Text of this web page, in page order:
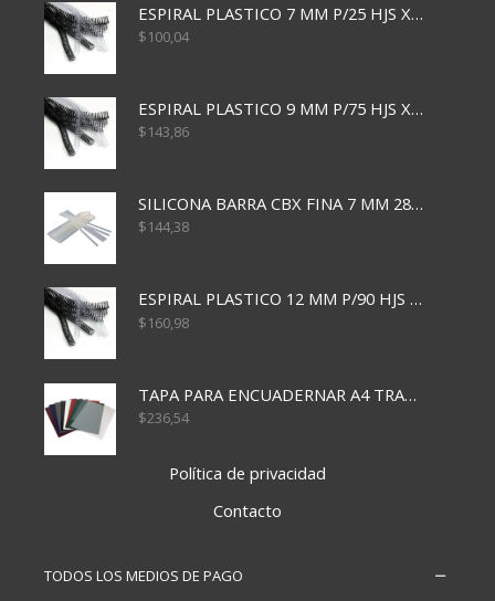
ESPIRAL PLASTICO 7 MM P/25 HJS X50x3000
$100,04
ESPIRAL PLASTICO 9 MM P/75 HJS X50X2400
$143,86
SILICONA BARRA CBX FINA 7 MM 28 CM
$144,38
ESPIRAL PLASTICO 12 MM P/90 HJS X50X1500
$160,98
TAPA PARA ENCUADERNAR A4 TRANSP x50x500
$236,54
Política de privacidad
Contacto
TODOS LOS MEDIOS DE PAGO